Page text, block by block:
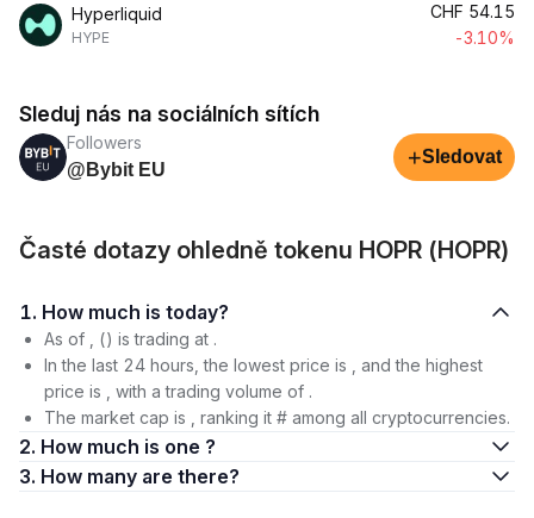
Hyperliquid
HYPE
CHF 54.15
-3.10%
Sleduj nás na sociálních sítích
Followers
@Bybit EU
+Sledovat
Časté dotazy ohledně tokenu HOPR (HOPR)
1. How much is today?
As of , () is trading at .
In the last 24 hours, the lowest price is , and the highest
price is , with a trading volume of .
The market cap is , ranking it # among all cryptocurrencies.
2. How much is one ?
3. How many are there?